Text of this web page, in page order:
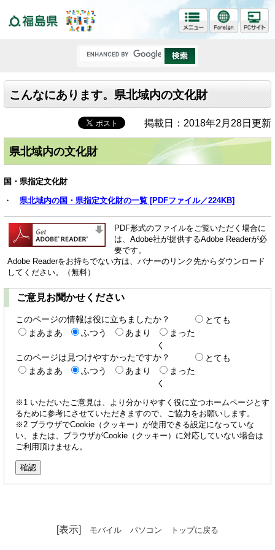
こんなにあります。県北域内の文化財
掲載日：2018年2月28日更新
県北域内の文化財
国・県指定文化財
・ 県北域内の国・県指定文化財の一覧 [PDFファイル／224KB]
PDF形式のファイルをご覧いただく場合に
は、Adobe社が提供するAdobe Readerが必
要です。
Adobe Readerをお持ちでない方は、バナーのリンク先からダウンロード
してください。（無料）
ご意見お聞かせください
このページの情報は役に立ちましたか？
とても
まあまあ
ふつう あまり
まった
く
このページは見つけやすかったですか？
とても
まあまあ
ふつう あまり
まった
く
※1 いただいたご意見は、より分かりやすく役に立つホームページとす
るために参考にさせていただきますので、ご協力をお願いします。
※2 ブラウザでCookie（クッキー）が使用できる設定になっていな
い、または、ブラウザがCookie（クッキー）に対応していない場合は
ご利用頂けません。
[表示] モバイル パソコン トップに戻る